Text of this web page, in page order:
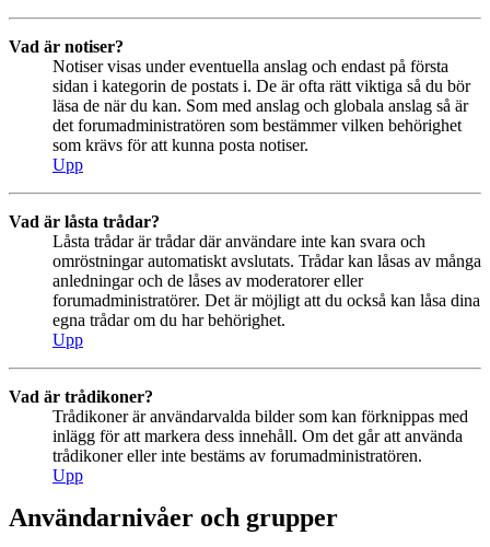
Vad är notiser?
Notiser visas under eventuella anslag och endast på första
sidan i kategorin de postats i. De är ofta rätt viktiga så du bör
läsa de när du kan. Som med anslag och globala anslag så är
det forumadministratören som bestämmer vilken behörighet
som krävs för att kunna posta notiser.
Upp
Vad är låsta trådar?
Låsta trådar är trådar där användare inte kan svara och
omröstningar automatiskt avslutats. Trådar kan låsas av många
anledningar och de låses av moderatorer eller
forumadministratörer. Det är möjligt att du också kan låsa dina
egna trådar om du har behörighet.
Upp
Vad är trådikoner?
Trådikoner är användarvalda bilder som kan förknippas med
inlägg för att markera dess innehåll. Om det går att använda
trådikoner eller inte bestäms av forumadministratören.
Upp
Användarnivåer och grupper